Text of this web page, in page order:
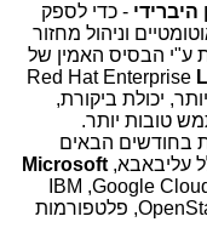
- כדי לספק
וניהול מחזור
ע"י הבסיס האמין של
Red Hat Enterprise
יכולת ביקורת,
טובות יותר.
בחודשים הבאים
עליבאבא, Microsoft
Google
,
IBM
, פלטפורמות